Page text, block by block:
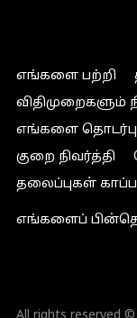
எங்களை பற்றி
விதிமுறைகளும்
எங்களை
குறை நிவர்த்தி
தலைப்புகள்
எங்களைப்